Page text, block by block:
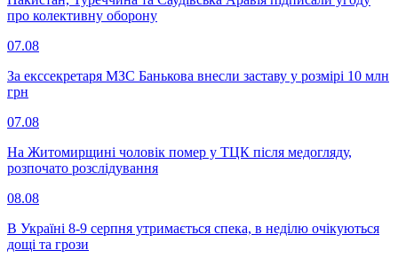
про колективну оборону
07.08
За екссекретаря МЗС Банькова внесли заставу у розмірі 10 млн
грн
07.08
На Житомирщині чоловік помер у ТЦК після медогляду,
розпочато розслідування
08.08
В Україні 8-9 серпня утримається спека, в неділю очікуються
дощі та грози